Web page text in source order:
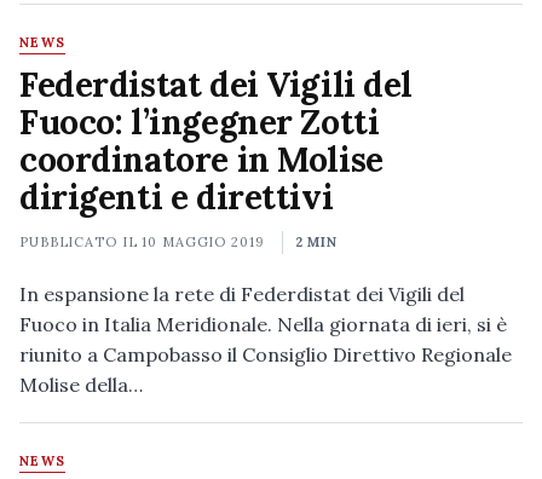
NEWS
Federdistat dei Vigili del
Fuoco: l’ingegner Zotti
coordinatore in Molise
dirigenti e direttivi
PUBBLICATO IL10 MAGGIO 2019 2 MIN
In espansione la rete di Federdistat dei Vigili del
Fuoco in Italia Meridionale. Nella giornata di ieri, si è
riunito a Campobasso il Consiglio Direttivo Regionale
Molise della…
NEWS